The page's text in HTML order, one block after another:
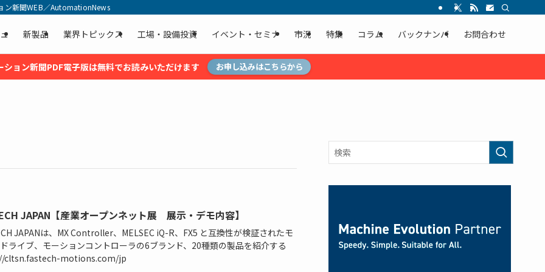
ン新聞WEB／AutomationNews
新製品 業界トピックス 工場・設備投資 イベント・セミナ 市況 特集 コラム バックナンバ お問合わせ
ション新聞PDF電子版は無料でお読みいただけます お申し込みはこちらから
JAPAN【産業オープンネット展 展示・デモ内容】
JAPANは、MX Controller、MELSEC iQ-R、FX5 と互換性が検証されたモ
ライブ、モーションコントローラの6ブランド、20種類の製品を紹介する
cltsn.fastech-motions.com/jp